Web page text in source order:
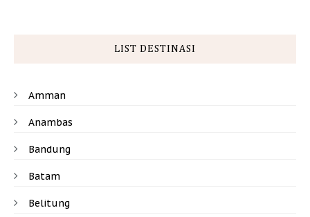
LIST DESTINASI
Amman
Anambas
Bandung
Batam
Belitung